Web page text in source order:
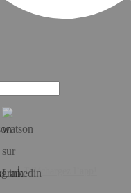
Téléchargez l’app!